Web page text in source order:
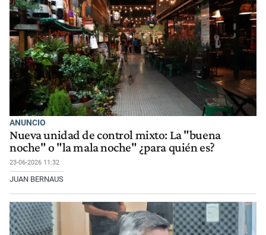
ANUNCIO
Nueva unidad de control mixto: La "buena
noche" o "la mala noche" ¿para quién es?
23-06-2026 11:32
JUAN BERNAUS